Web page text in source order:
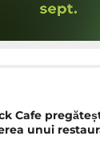
Cafe
unui